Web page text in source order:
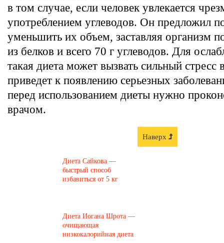
в том случае, если человек увлекается
употреблением углеводов. Он предложил
уменьшить их объем, заставляя организм
из белков и всего 70 г углеводов. Для
такая диета может вызвать сильный стресс
приведет к появлению серьезных
перед использованием диеты нужно
врачом.
Наверх
Диета Сайкова —
быстрый способ
избавиться от 5 кг
Диета Иогана Шрота —
очищающая
низкокалорийная диета